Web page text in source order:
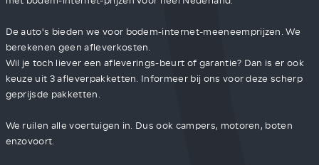
De auto's bieden we voor bodem-internet-meeneemprijzen. We
berekenen geen afleverkosten.
Wil je toch liever een afleverings-beurt of garantie? Dan is er ook
keuze uit 3 afleverpakketten. Informeer bij ons voor deze scherp
geprijsde pakketten.
We ruilen alle voertuigen in. Dus ook campers, motoren, boten
enzovoort.